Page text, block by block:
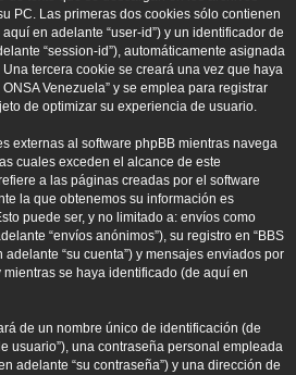
PC. Las primeras dos cookies sólo contienen
en adelante “user-id”) y un identificador de
“session-id”), automáticamente asignada
tercera cookie se creará una vez que haya
Venezuela” y se emplea para registrar
de optimizar su experiencia de usuario.
externas al software phpBB mientras navega
cuales exceden el alcance de este
a las páginas creadas por el software
la que obtenemos su información es
puede ser, y no limitado a: envíos como
“envíos anónimos”), su registro en “BBS
adelante “su cuenta”) y mensajes enviados por
se haya identificado (de aquí en
de un nombre único de identificación (de
usuario”), una contraseña personal empleada
adelante “su contraseña”) y una dirección de